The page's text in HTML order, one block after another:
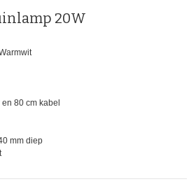
20W
80 cm kabel
mm diep